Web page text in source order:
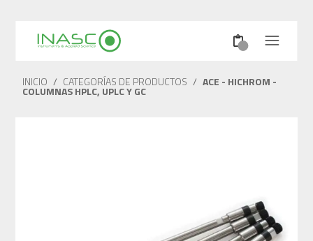
INICIO / CATEGORÍAS DE PRODUCTOS / ACE - HICHROM -
COLUMNAS HPLC, UPLC Y GC